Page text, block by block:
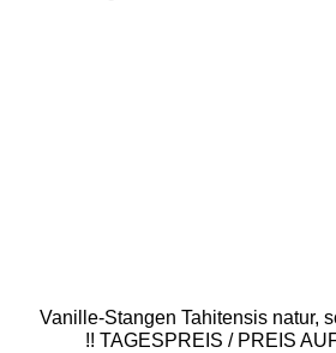
Vanille-Stangen Tahitensis natur,
!! TAGESPREIS / PREIS